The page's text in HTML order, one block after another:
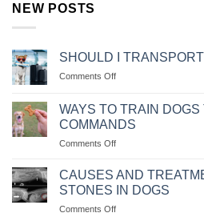
NEW POSTS
SHOULD I
Comments Offon
VẬN
CHUYỂN
THÚ
CƯNG
MÁY
BAY
KHÔNG?
WAYS TO TRAIN DOGS
COMMANDS
Comments Offon
CÁCH
HUẤN
LUYỆN
CHÓ
CAUSES AND
STONES IN DOGS
Comments Offon